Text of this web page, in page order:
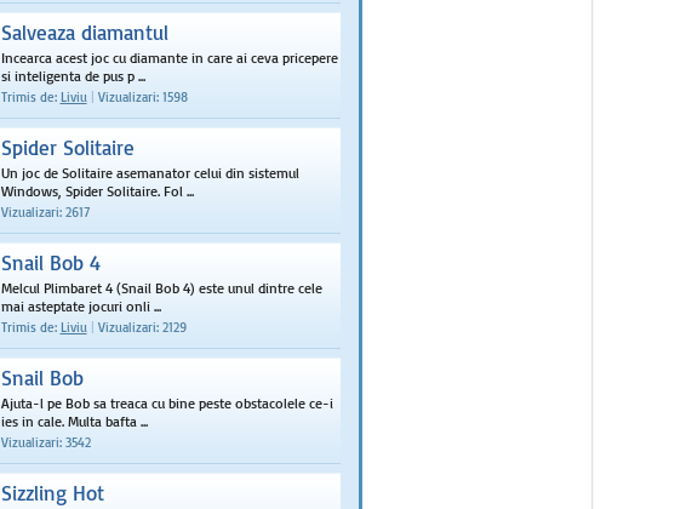
Salveaza diamantul
Incearca acest joc cu diamante in care ai ceva pricepere
si inteligenta de pus p ...
Trimis de: Liviu Vizualizari: 1598
Spider Solitaire
Un joc de Solitaire asemanator celui din sistemul
Windows, Spider Solitaire. Fol ...
Vizualizari: 2617
Snail Bob 4
Melcul Plimbaret 4 (Snail Bob 4) este unul dintre cele
mai asteptate jocuri onli ...
Trimis de: Liviu Vizualizari: 2129
Snail Bob
Ajuta-l pe Bob sa treaca cu bine peste obstacolele ce-i
ies in cale. Multa bafta ...
Vizualizari: 3542
Sizzling Hot